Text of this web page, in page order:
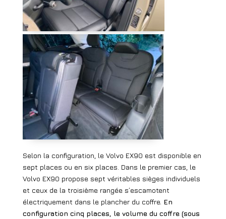
Selon la configuration, le Volvo EX90 est disponible en
sept places ou en six places. Dans le premier cas, le
Volvo EX90 propose sept véritables sièges individuels
et ceux de la troisième rangée s’escamotent
électriquement dans le plancher du coffre. En
configuration cinq places, le volume du coffre (sous